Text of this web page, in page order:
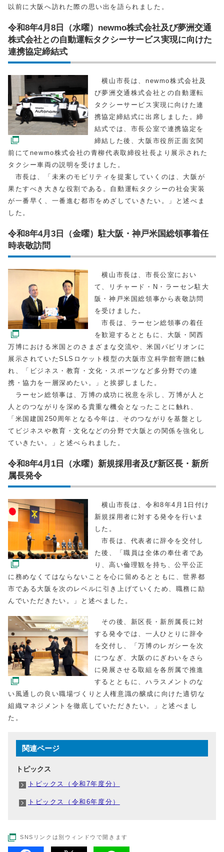
以前に大阪へ訪れた際の思い出を語られました。
令和8年4月8日（水曜）newmo株式会社及び夢洲交通
株式会社との自動運転タクシーサービス実現に向けた
連携協定締結式
横山市長は、newmo株式会社及
び夢洲交通株式会社との自動運転
タクシーサービス実現に向けた連
携協定締結式に出席しました。締
結式では、市長公室で連携協定を
締結した後、大阪市役所正面玄関
前にてnewmo株式会社の青柳代表取締役社長より展示された
タクシー車両の説明を受けました。
市長は、「未来のモビリティを提案していくのは、大阪が
果たすべき大きな役割である。自動運転タクシーの社会実装
が一番早く、一番進む都市をめざしていきたい。」と述べま
した。
令和8年4月3日（金曜）駐大阪・神戸米国総領事着任
時表敬訪問
横山市長は、市長公室におい
て、リチャード・N・ラーセン駐大
阪・神戸米国総領事から表敬訪問
を受けました。
市長は、ラーセン総領事の着任
を歓迎するとともに、大阪・関西
万博における米国とのさまざまな交流や、米国パビリオンに
展示されていたSLSロケット模型の大阪市立科学館寄贈に触
れ、「ビジネス・教育・文化・スポーツなど多分野での連
携・協力を一層深めたい。」と挨拶しました。
ラーセン総領事は、万博の成功に祝意を示し、万博が人と
人とのつながりを深める貴重な機会となったことに触れ、
「米国建国250周年となる今年は、そのつながりを基盤とし
てビジネスや教育・文化などの分野で大阪との関係を強化し
ていきたい。」と述べられました。
令和8年4月1日（水曜）新規採用者及び新区長・新所
属長発令
横山市長は、令和8年4月1日付け
新規採用者に対する発令を行いま
した。
市長は、代表者に辞令を交付し
た後、「職員は全体の奉仕者であ
り、高い倫理観を持ち、公平公正
に務めなくてはならないことを心に留めるとともに、世界都
市である大阪を次のレベルに引き上げていくため、職務に励
んでいただきたい。」と述べました。
その後、新区長・新所属長に対
する発令では、一人ひとりに辞令
を交付し、「万博のレガシーを次
につなぎ、大阪のにぎわいをさら
に発展させる取組を各所属で推進
するとともに、ハラスメントのな
い風通しの良い職場づくりと人権意識の醸成に向けた適切な
組織マネジメントを徹底していただきたい。」と述べまし
た。
関連ページ
トピックス
トピックス（令和7年度分）
トピックス（令和6年度分）
SNSリンクは別ウィンドウで開きます